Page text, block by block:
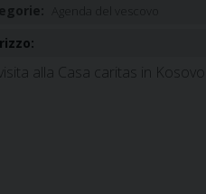
alla Casa caritas in Kosovo